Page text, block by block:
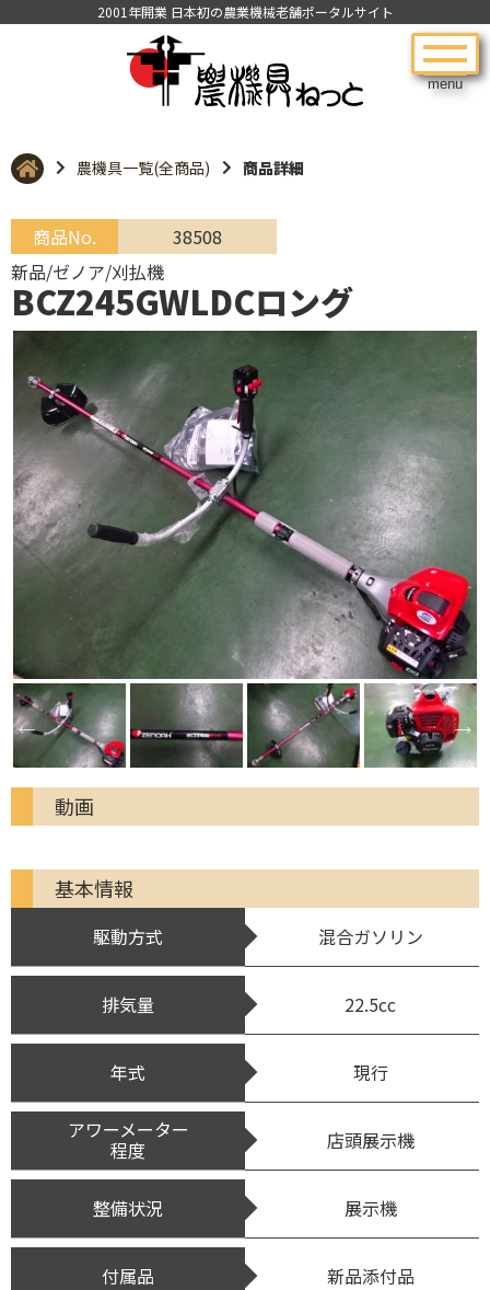
menu
2001年開業 日本初の農業機械老舗ポータルサイト
農機具一覧(全商品) 商品詳細
商品No.
38508
新品/ゼノア/刈払機
BCZ245GWLDCロング
動画
基本情報
駆動方式 混合ガソリン
排気量 22.5cc
年式 現行
アワーメーター
程度 店頭展示機
整備状況 展示機
付属品 新品添付品